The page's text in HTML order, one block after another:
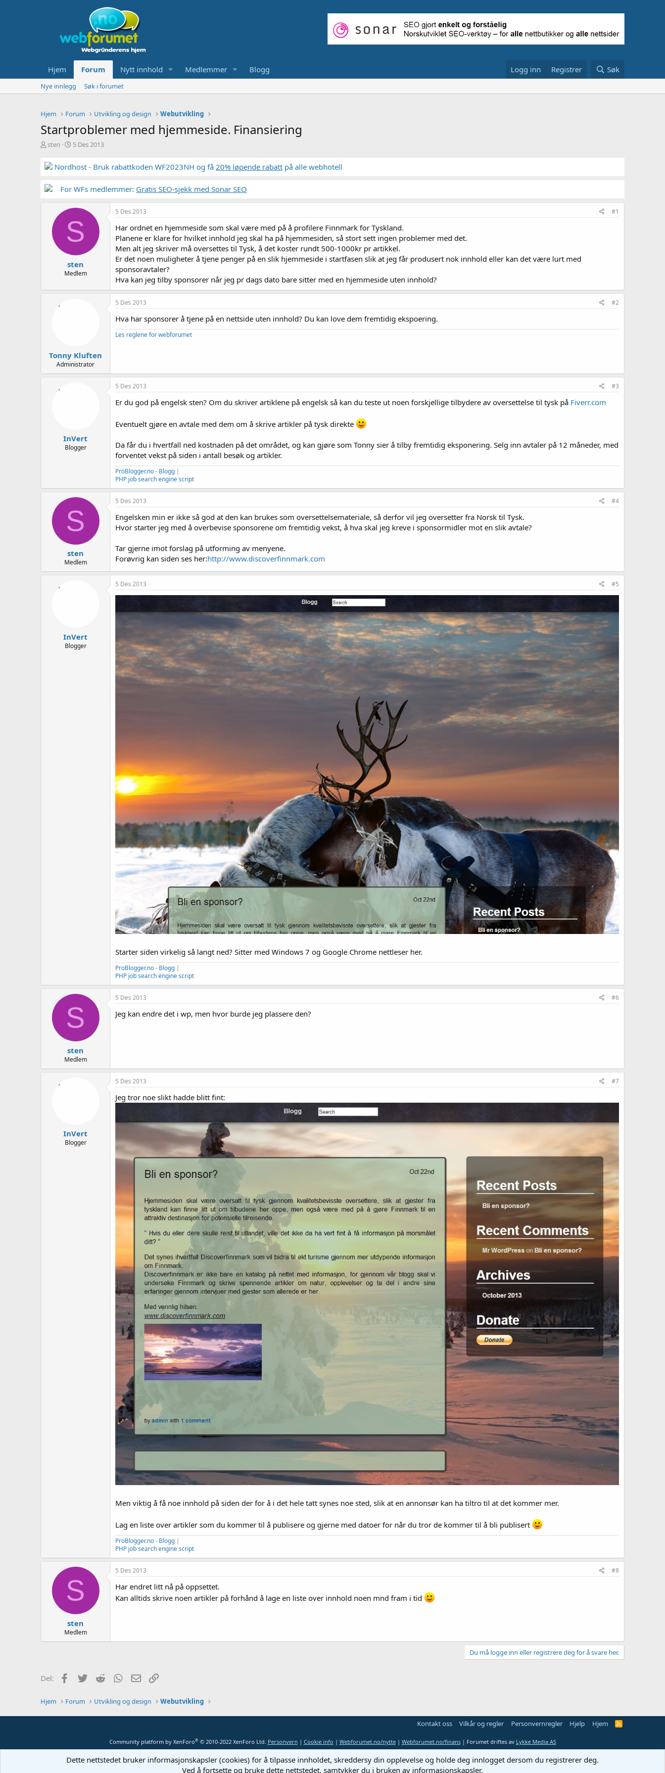
Hjem Forum Nytt innhold Medlemmer Blogg Logg inn Registrer Søk
Nye innlegg Søk i forumet
Hjem Forum Utvikling og design Webutvikling
Startproblemer med hjemmeside. Finansiering
T
å
d
t
sten
S
r
d
t
5 Des 2013
Nordhost - Bruk rabattkoden WF2023NH og få 20% løpende rabatt på alle webhotell
For WFs medlemmer: Gratis SEO-sjekk med Sonar SEO
S
sten
Medlem
5 Des 2013 #1
Har ordnet en hjemmeside som skal være med på å profilere Finnmark for Tyskland.
Planene er klare for hvilket innhold jeg skal ha på hjemmesiden, så stort sett ingen problemer med det.
Men alt jeg skriver må oversettes til Tysk, å det koster rundt 500-1000kr pr artikkel.
Er det noen muligheter å tjene penger på en slik hjemmeside i startfasen slik at jeg får produsert nok innhold eller kan det være lurt med
sponsoravtaler?
Hva kan jeg tilby sponsorer når jeg pr dags dato bare sitter med en hjemmeside uten innhold?
Tonny Kluften
Administrator
5 Des 2013 #2
Hva har sponsorer å tjene på en nettside uten innhold? Du kan love dem fremtidig ekspoering.
Les reglene for webforumet
InVert
Blogger
5 Des 2013 #3
Er du god på engelsk sten? Om du skriver artiklene på engelsk så kan du teste ut noen forskjellige tilbydere av oversettelse til tysk på Fiverr.com
Eventuelt gjøre en avtale med dem om å skrive artikler på tysk direkte
Da får du i hvertfall ned kostnaden på det området, og kan gjøre som Tonny sier å tilby fremtidig eksponering. Selg inn avtaler på 12 måneder, med
forventet vekst på siden i antall besøk og artikler.
ProBlogger.no - Blogg |
PHP job search engine script
S
sten
Medlem
5 Des 2013 #4
Engelsken min er ikke så god at den kan brukes som oversettelsemateriale, så derfor vil jeg oversetter fra Norsk til Tysk.
Hvor starter jeg med å overbevise sponsorene om fremtidig vekst, å hva skal jeg kreve i sponsormidler mot en slik avtale?
Tar gjerne imot forslag på utforming av menyene.
Forøvrig kan siden ses her:http://www.discoverfinnmark.com
InVert
Blogger
5 Des 2013 #5
Starter siden virkelig så langt ned? Sitter med Windows 7 og Google Chrome nettleser her.
ProBlogger.no - Blogg
PHP job search engine script
S
sten
Medlem
5 Des 2013 #6
Jeg kan endre det i wp, men hvor burde jeg plassere den?
InVert
Blogger
5 Des 2013 #7
Jeg tror noe slikt hadde blitt fint:
Men viktig å få noe innhold på siden der for å i det hele tatt synes noe sted, slik at en annonsør kan ha tiltro til at det kommer mer.
Lag en liste over artikler som du kommer til å publisere og gjerne med datoer for når du tror de kommer til å bli publisert
ProBlogger.no - Blogg |
PHP job search engine script
S
sten
Medlem
5 Des 2013 #8
Har endret litt nå på oppsettet.
Kan alltids skrive noen artikler på forhånd å lage en liste over innhold noen mnd fram i tid
Du må logge inn eller registrere deg for å svare her.
Del: Facebook
Twitter Reddit WhatsApp
E-post
Hjem Forum Utvikling og design Webutvikling
Kontakt oss Vilkår og regler Personvernregler Hjelp Hjem
R
Community platform by XenForo® © 2010-2022 XenForo Ltd. Personvern | Cookie info | Webforumet.no/nytte| Webforumet.no/finans| Forumet driftes av Lykke Media AS
Dette nettstedet bruker informasjonskapsler (cookies) for å tilpasse innholdet, skreddersy din opplevelse og holde deg innlogget dersom du registrerer deg.
Ved å fortsette og bruke dette nettstedet, samtykker du i bruken av informasjonskapsler.